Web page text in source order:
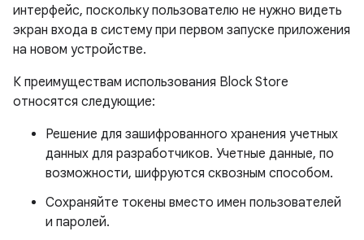
интерфейс, поскольку пользователю не нужно видеть
экран входа в систему при первом запуске приложения
на новом устройстве.
К преимуществам использования Block Store
относятся следующие:
Решение для зашифрованного хранения учетных
данных для разработчиков. Учетные данные, по
возможности, шифруются сквозным способом.
Сохраняйте токены вместо имен пользователей
и паролей.